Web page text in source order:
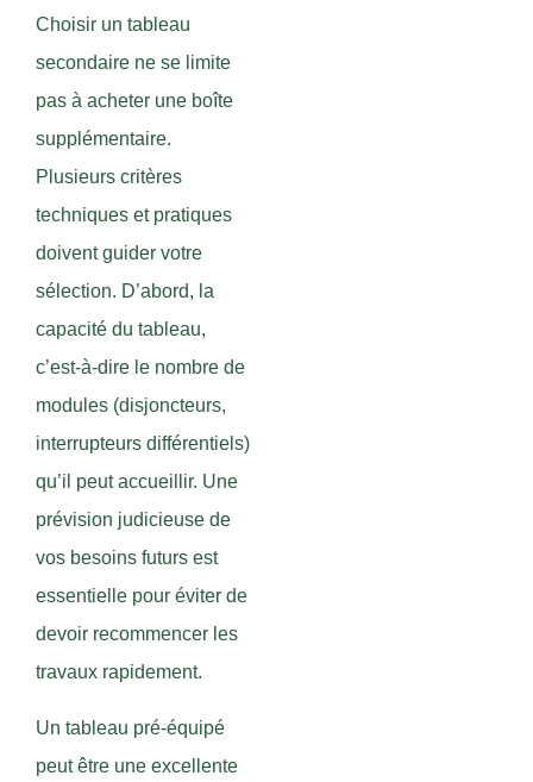
Choisir un tableau
secondaire ne se limite
pas à acheter une boîte
supplémentaire.
Plusieurs critères
techniques et pratiques
doivent guider votre
sélection. D’abord, la
capacité du tableau,
c’est-à-dire le nombre de
modules (disjoncteurs,
interrupteurs différentiels)
qu’il peut accueillir. Une
prévision judicieuse de
vos besoins futurs est
essentielle pour éviter de
devoir recommencer les
travaux rapidement.
Un tableau pré-équipé
peut être une excellente